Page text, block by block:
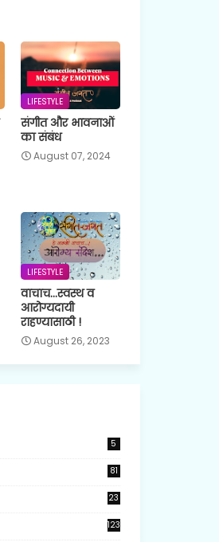
LIFESTYLE
संगीत और भावनाओं
का संबंध
August 07, 2024
LIFESTYLE
वाचाच...स्वस्थ व
आरोग्यदायी
राहण्यासाठी !
August 26, 2023
5
81
23
123